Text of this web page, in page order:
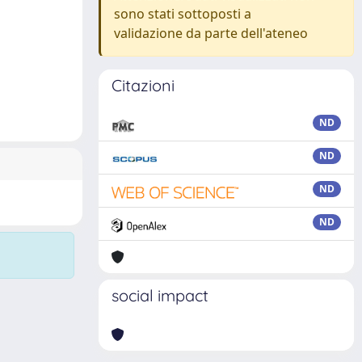
sono stati sottoposti a
validazione da parte dell'ateneo
Citazioni
ND
ND
ND
ND
social impact